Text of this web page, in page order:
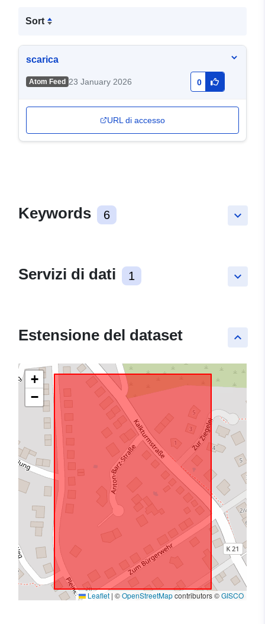
Sort
scarica
Atom Feed 23 January 2026 0
URL di accesso
keyboard_arrow_down
Keywords 6
keyboard_arrow_down
Servizi di dati 1
keyboard_arrow_up
Estensione del dataset
+
−
Leaflet | ©OpenStreetMapcontributors ©GISCO